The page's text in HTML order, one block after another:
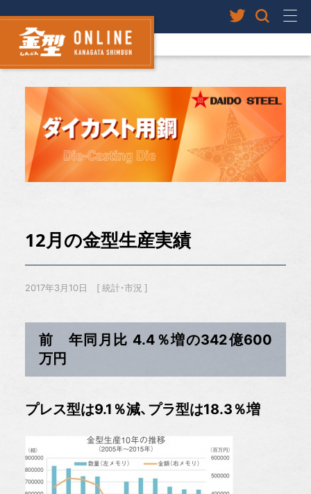
12月の金型生産実績
2017年3月10日 統計・市況
前 年同月比 4.4％増の342億600
万円
プレス型は9.1％減、プラ型は18.3％増